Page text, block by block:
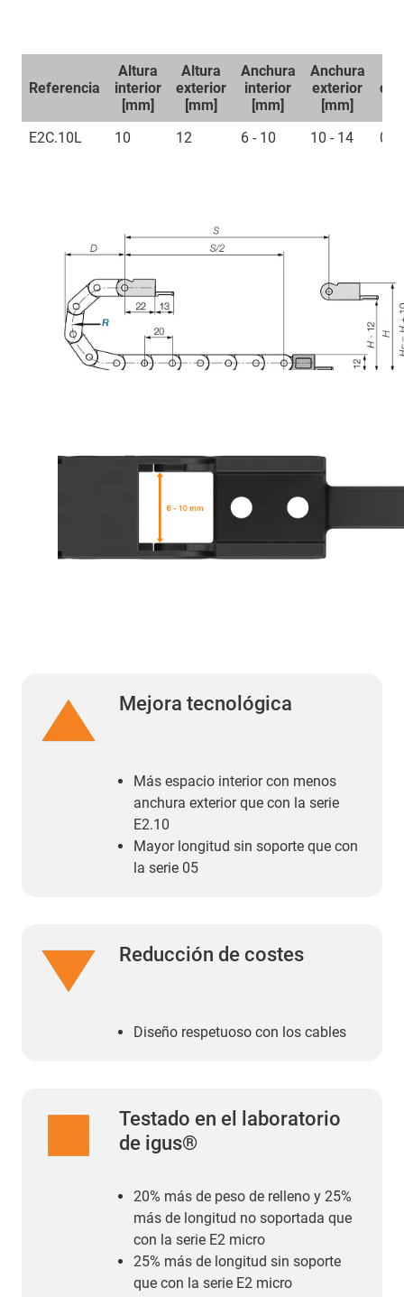
Referencia
Altura
interior
[mm]
Altura
exterior
[mm]
Anchura
interior
[mm]
Anchura
exterior
[mm]
E2C.10L
10 12 6 - 10 10 - 14
Mejora tecnológica
Más espacio interior con menos
anchura exterior que con la serie
E2.10
Mayor longitud sin soporte que con
la serie 05
Reducción de costes
Diseño respetuoso con los cables
Testado en el laboratorio
de igus®
20% más de peso de relleno y 25%
más de longitud no soportada que
con la serie E2 micro
25% más de longitud sin soporte
que con la serie E2 micro